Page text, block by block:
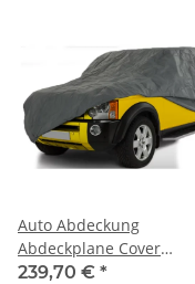
Auto Abdeckung
Abdeckplane Cover
Ganzgarage outdoor
239,70 € *